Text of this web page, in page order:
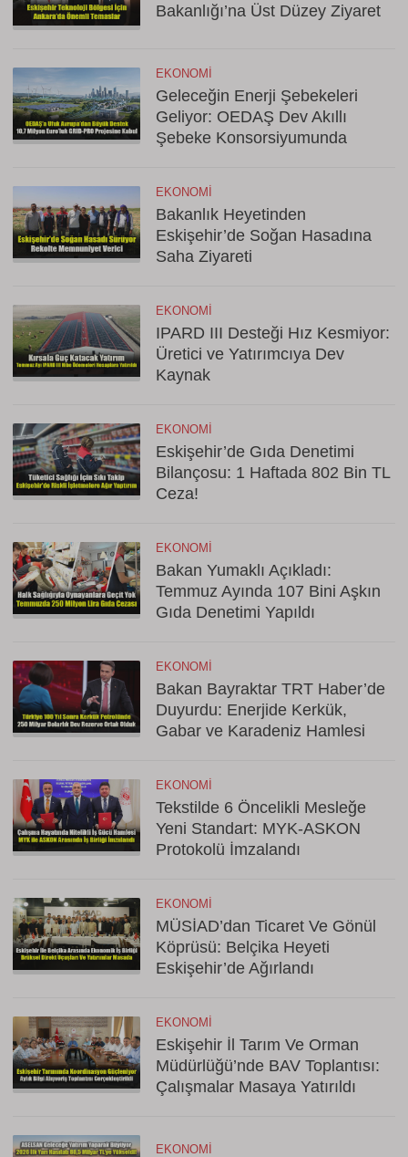
Bakanlığı’na Üst Düzey Ziyaret
EKONOMI
Geleceğin Enerji Şebekeleri
Geliyor: OEDAŞ Dev Akıllı
Şebeke Konsorsiyumunda
EKONOMI
Bakanlık Heyetinden
Eskişehir’de Soğan Hasadına
Saha Ziyareti
EKONOMI
IPARD III Desteği Hız Kesmiyor:
Üretici ve Yatırımcıya Dev
Kaynak
EKONOMI
Eskişehir’de Gıda Denetimi
Bilançosu: 1 Haftada 802 Bin TL
Ceza!
EKONOMI
Bakan Yumaklı Açıkladı:
Temmuz Ayında 107 Bini Aşkın
Gıda Denetimi Yapıldı
EKONOMI
Bakan Bayraktar TRT Haber’de
Duyurdu: Enerjide Kerkük,
Gabar ve Karadeniz Hamlesi
EKONOMI
Tekstilde 6 Öncelikli Mesleğe
Yeni Standart: MYK-ASKON
Protokolü İmzalandı
EKONOMI
MÜSİAD’dan Ticaret Ve Gönül
Köprüsü: Belçika Heyeti
Eskişehir’de Ağırlandı
EKONOMI
Eskişehir İl Tarım Ve Orman
Müdürlüğü’nde BAV Toplantısı:
Çalışmalar Masaya Yatırıldı
EKONOMI